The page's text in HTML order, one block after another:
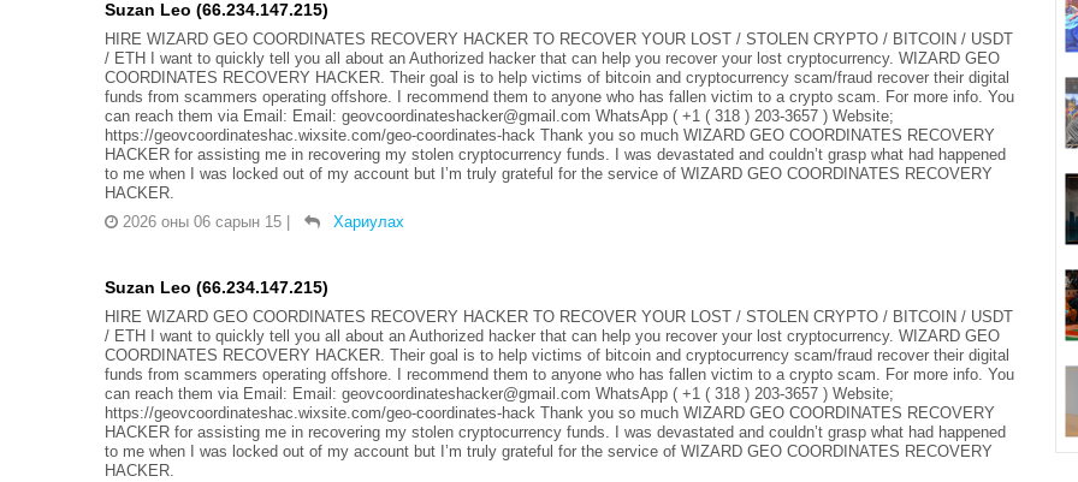
Suzan Leo (66.234.147.215)
HIRE WIZARD GEO COORDINATES RECOVERY HACKER TO RECOVER YOUR LOST / STOLEN CRYPTO / BITCOIN / USDT
/ ETH I want to quickly tell you all about an Authorized hacker that can help you recover your lost cryptocurrency. WIZARD GEO
COORDINATES RECOVERY HACKER. Their goal is to help victims of bitcoin and cryptocurrency scam/fraud recover their digital
funds from scammers operating offshore. I recommend them to anyone who has fallen victim to a crypto scam. For more info. You
can reach them via Email: Email: geovcoordinateshacker@gmail.com WhatsApp ( +1 ( 318 ) 203-3657 ) Website;
https://geovcoordinateshac.wixsite.com/geo-coordinates-hack Thank you so much WIZARD GEO COORDINATES RECOVERY
HACKER for assisting me in recovering my stolen cryptocurrency funds. I was devastated and couldn’t grasp what had happened
to me when I was locked out of my account but I’m truly grateful for the service of WIZARD GEO COORDINATES RECOVERY
HACKER.
2026 оны 06 сарын 15
Хариулах
Suzan Leo (66.234.147.215)
HIRE WIZARD GEO COORDINATES RECOVERY HACKER TO RECOVER YOUR LOST / STOLEN CRYPTO / BITCOIN / USDT
/ ETH I want to quickly tell you all about an Authorized hacker that can help you recover your lost cryptocurrency. WIZARD GEO
COORDINATES RECOVERY HACKER. Their goal is to help victims of bitcoin and cryptocurrency scam/fraud recover their digital
funds from scammers operating offshore. I recommend them to anyone who has fallen victim to a crypto scam. For more info. You
can reach them via Email: Email: geovcoordinateshacker@gmail.com WhatsApp ( +1 ( 318 ) 203-3657 ) Website;
https://geovcoordinateshac.wixsite.com/geo-coordinates-hack Thank you so much WIZARD GEO COORDINATES RECOVERY
HACKER for assisting me in recovering my stolen cryptocurrency funds. I was devastated and couldn’t grasp what had happened
to me when I was locked out of my account but I’m truly grateful for the service of WIZARD GEO COORDINATES RECOVERY
HACKER.